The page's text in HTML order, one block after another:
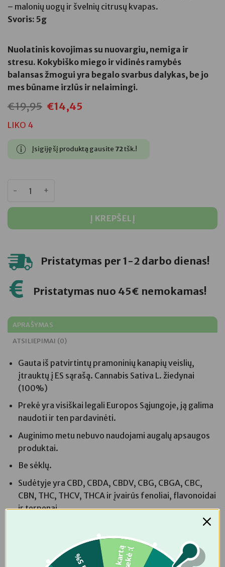
– malonių uogų ir švelnių citrusų kvapas.
Svoris: 5g
Nuolatinis kovojimas su nuovargiu, nemiga ir
stresu. Kokybiško miego ir vidinės ramybės
balansas žmogui yra begalo svarbus dalykas, be jo
mes būname irzlūs ir nelaimingi.
€19,95 Original
€14,45
LIKO 4
Įsigiję šį produktą gausite 72tšk.!
Į KREPŠELĮ
Pristatymas per 1-2 darbo dienas!
Pristatymas nuo 45€ nemokamas!
APRAŠYMAS
ATSILIEPIMAI (0)
Gauta iš patvirtintų pramoninių kanapių veislių,
įtrauktų į ES sąrašą. Cannabis Sativa L. žiedynai
(100%)
Prekė yra visiškai legali Europos Sąjungoje, ją galima
naudoti ir ten pardavinėti.
Auginimo metu nebuvo naudojami augalų apsaugos
produktai.
Be sėklų.
Sudėtyje yra CBD, CBDA, CBDV, CBG, CBGA, CBC,
CBN, THC, THCV, THCA ir įvairūs fenoliai, flavonoidai
ir terpenai.
Nėra genetiškai modifikuotų organizmų
Produktas yra visiškai natūralus.
Š
į
k
a
r
t
ą
n
e
p
a
s
i
s
e
k
ė
: